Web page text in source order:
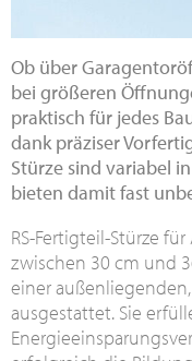
Ob über
bei größeren
praktisch für jedes
dank präziser
Stürze sind variabel
bieten damit fast
RS-Fertigteil-Stürze
zwischen 30 cm und
einer
ausgestattet. Sie